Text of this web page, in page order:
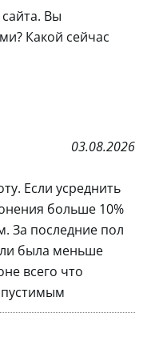
Вы
Какой сейчас
03.08.2026
Если усреднить
больше 10%
За последние пол
была меньше
всего что